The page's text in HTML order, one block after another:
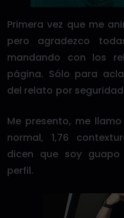
Primera vez que me
pero agradezco
mandando con los
página. Sólo para
del relato por
Me presento, me
normal, 1,76
dicen que soy
perfil.